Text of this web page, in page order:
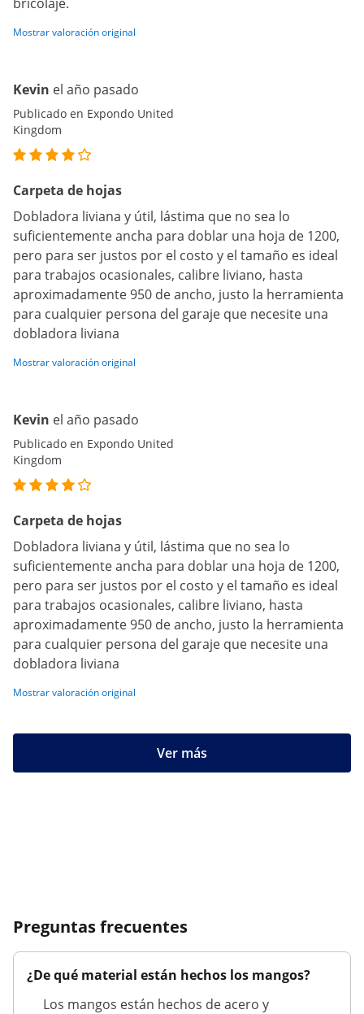
Mostrar valoración original
Kevin el año pasado
Publicado en Expondo United
Kingdom
Carpeta de hojas
Dobladora liviana y útil, lástima que no sea lo
suficientemente ancha para doblar una hoja de 1200,
pero para ser justos por el costo y el tamaño es ideal
para trabajos ocasionales, calibre liviano, hasta
aproximadamente 950 de ancho, justo la herramienta
para cualquier persona del garaje que necesite una
dobladora liviana
Mostrar valoración original
Kevin el año pasado
Publicado en Expondo United
Kingdom
Carpeta de hojas
Dobladora liviana y útil, lástima que no sea lo
suficientemente ancha para doblar una hoja de 1200,
pero para ser justos por el costo y el tamaño es ideal
para trabajos ocasionales, calibre liviano, hasta
aproximadamente 950 de ancho, justo la herramienta
para cualquier persona del garaje que necesite una
dobladora liviana
Mostrar valoración original
Ver más
Preguntas frecuentes
¿De qué material están hechos los mangos?
Los mangos están hechos de acero y